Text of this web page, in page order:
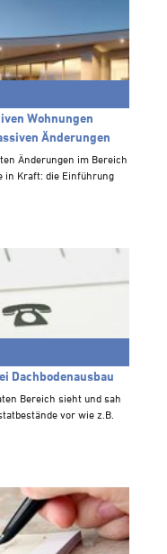
Wohnungen
Änderungen
Änderungen im Bereich
in Kraft: die Einführung
Dachbodenausbau
Bereich sieht und sah
vor wie z.B.